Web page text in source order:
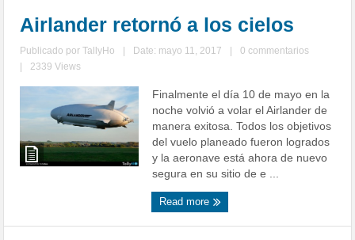
Airlander retornó a los cielos
Publicado porTallyHo Date: mayo 11, 2017
0 commentarios
2339 Views
Finalmente el día 10 de mayo en la
noche volvió a volar el Airlander de
manera exitosa. Todos los objetivos
del vuelo planeado fueron logrados
y la aeronave está ahora de nuevo
segura en su sitio de e ...
Read more